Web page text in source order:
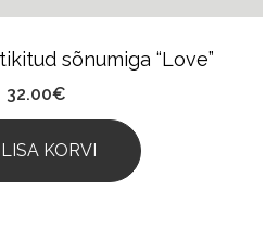
sõnumiga “Love”
32.00€
LISA KORVI